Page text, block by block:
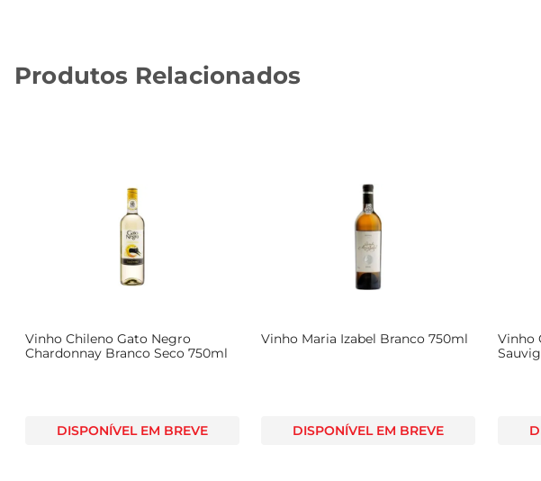
aperitivo, proporcionando uma experiência gastronômica completa. Para
Especificações do produto
Produtos Relacionados
Vinho Chileno Gato Negro
Chardonnay Branco Seco 750ml
DISPONÍVEL EM BREVE
Vinho Maria Izabel Branco 750ml
DISPONÍVEL EM BREVE
Vinho